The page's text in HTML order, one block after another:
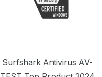
Surfshark Antivirus AV-